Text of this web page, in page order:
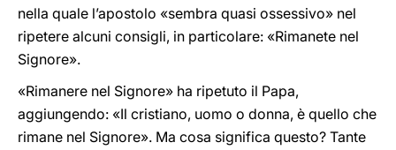
nella quale l’apostolo «sembra quasi ossessivo» nel
ripetere alcuni consigli, in particolare: «Rimanete nel
Signore».
«Rimanere nel Signore» ha ripetuto il Papa,
aggiungendo: «Il cristiano, uomo o donna, è quello che
rimane nel Signore». Ma cosa significa questo? Tante